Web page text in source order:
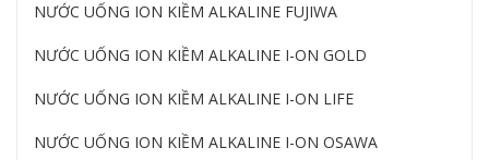
NƯỚC UỐNG ION KIỀM ALKALINE FUJIWA
NƯỚC UỐNG ION KIỀM ALKALINE I-ON GOLD
NƯỚC UỐNG ION KIỀM ALKALINE I-ON LIFE
NƯỚC UỐNG ION KIỀM ALKALINE I-ON OSAWA